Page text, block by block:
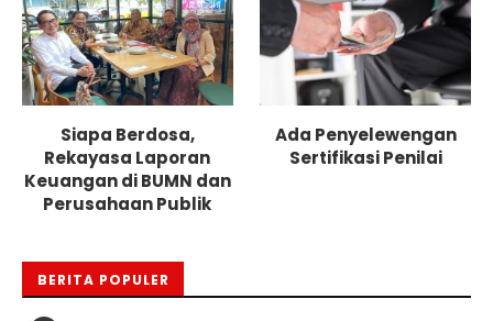
Siapa Berdosa,
Rekayasa Laporan
Keuangan di BUMN dan
Perusahaan Publik
Ada Penyelewengan
Sertifikasi Penilai
BERITA POPULER